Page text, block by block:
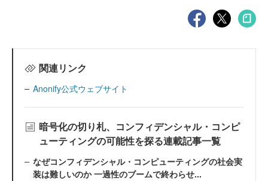
関連リンク
Anonify公式ウェブサイト
暗号化の切り札、コンフィデンシャル・コンピ
ューティングの可能性を探る連載記事一覧
なぜコンフィデンシャル・コンピューティングの社会実
装は難しいのか 一過性のブームで終わらせ...